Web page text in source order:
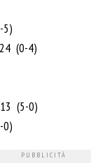
5)
(0-4)
(5-0)
0)